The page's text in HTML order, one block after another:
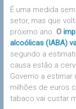
É uma medida
setor, mas que
próximo ano. O
alcoólicas (IABA)
segundo a
causa estão a
Governo a
milhões de euros
tabaco vai custar